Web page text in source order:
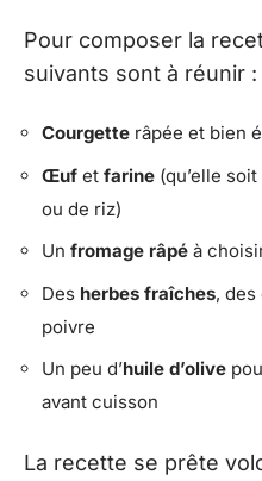
Pour composer la
suivants sont à réunir :
Courgette râpée et bien
Œuf et farine (qu’elle
ou de riz)
Un fromage râpé à
Des herbes fraîches, des
poivre
Un peu d’huile d’olive
avant cuisson
La recette se prête